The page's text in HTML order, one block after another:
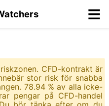
≡
CFD-kontrakt är
stor risk för snabba
78.94 % av alla icke-
pengar på CFD-handel